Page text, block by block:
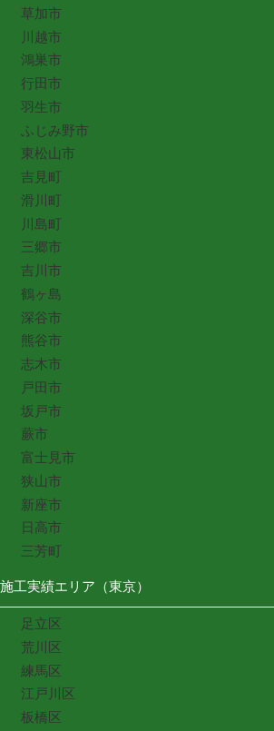
草加市
川越市
鴻巣市
行田市
羽生市
ふじみ野市
東松山市
吉見町
滑川町
川島町
三郷市
吉川市
鶴ヶ島
深谷市
熊谷市
志木市
戸田市
坂戸市
蕨市
富士見市
狭山市
新座市
日高市
三芳町
施工実績エリア（東京）
足立区
荒川区
練馬区
江戸川区
板橋区